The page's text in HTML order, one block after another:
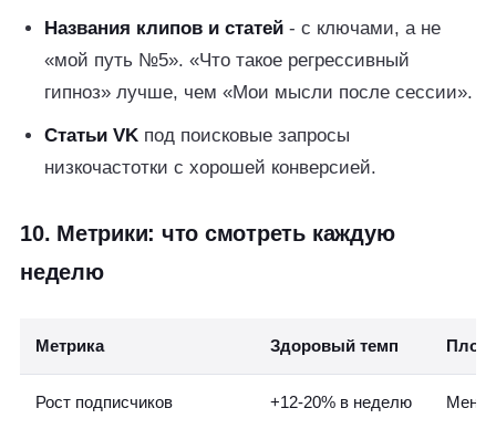
Названия клипов и статей - с ключами, а не
«мой путь №5». «Что такое регрессивный
гипноз» лучше, чем «Мои мысли после сессии».
Статьи VK под поисковые запросы
низкочастотки с хорошей конверсией.
10. Метрики: что смотреть каждую
неделю
Метрика Здоровый темп
Рост подписчиков +12-20% в неделю